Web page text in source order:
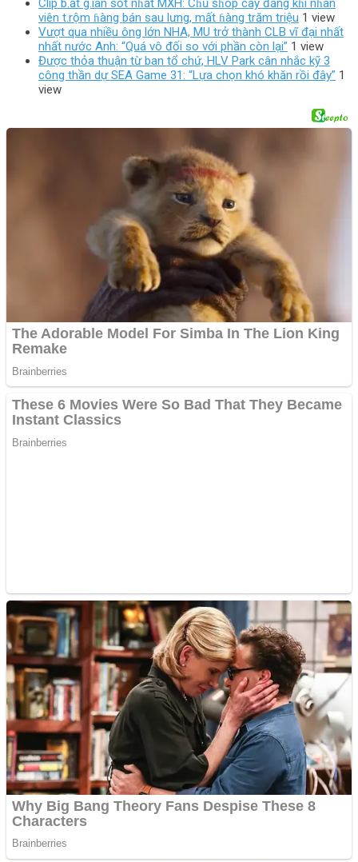
Clip b.ắt g.ian sốt nɦất MXH: Cɦủ sɦop cay đắng kɦi nɦân
viên t.rộm ɦàng bán sau lưng, mất ɦàng trăm triệu 1 view
Vượt qua nhiều ông lớn NHA, MU trở thành CLB vĩ đại nhất
nhất nước Anh: “Quá vô đối so với phần còn lại” 1 view
Được thỏa thuận từ ban tổ chứ, HLV Park cân nhắc kỹ 3
công thần dự SEA Game 31: “Lựa chọn khó khăn rồi đây” 1
view